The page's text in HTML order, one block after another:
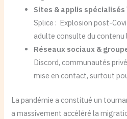
Sites & applis spécialisés
Splice : Explosion post-
adulte consulte du contenu
Réseaux sociaux &
Discord, communautés
mise en contact, surtout
La pandémie a constitué un
a massivement accéléré la